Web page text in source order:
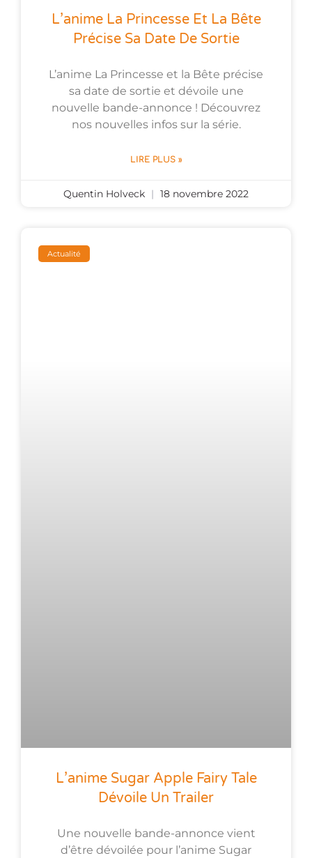
L’anime La Princesse Et La Bête
Précise Sa Date De Sortie
L’anime La Princesse et la Bête précise
sa date de sortie et dévoile une
nouvelle bande-annonce ! Découvrez
nos nouvelles infos sur la série.
LIRE PLUS »
Quentin Holveck 18 novembre 2022
Actualité
L’anime Sugar Apple Fairy Tale
Dévoile Un Trailer
Une nouvelle bande-annonce vient
d’être dévoilée pour l’anime Sugar